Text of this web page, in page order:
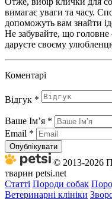
вимагає уваги та часу.
допоможуть вам знайти
Не забувайте, що
даруєте своєму
Коментарі
Відгук *
Ваше Імʼя *
Email *
Опублікувати
© 2013-2026
тварин petsi.net
Статті Породи собак
Ветеринарні клініки